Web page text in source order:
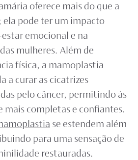
oferece mais do que a
ela pode ter um impacto
emocional e na
mulheres. Além de
física, a mamoplastia
a curar as cicatrizes
pelo câncer, permitindo às
mais completas e confiantes.
se estendem além
para uma sensação de
restauradas.